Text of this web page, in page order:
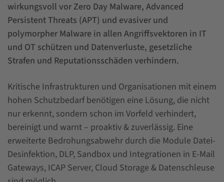
wirkungsvoll vor Zero Day Malware, Advanced
Persistent Threats (APT) und evasiver und
polymorpher Malware in allen Angriffsvektoren in IT
und OT schützen und Datenverluste, gesetzliche
Strafen und Reputationsschäden verhindern.
Kritische Infrastrukturen und Organisationen mit einem
hohen Schutzbedarf benötigen eine Lösung, die nicht
nur erkennt, sondern schon im Vorfeld verhindert,
bereinigt und warnt – proaktiv & zuverlässig. Eine
erweiterte Bedrohungsabwehr durch die Module Datei-
Desinfektion, DLP, Sandbox und Integrationen in E-Mail
Gateways, ICAP Server, Cloud Storage & Datenschleuse